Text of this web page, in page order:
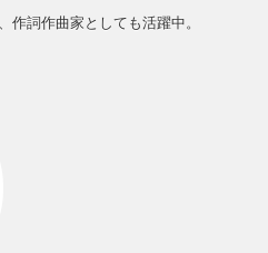
作詞作曲家としても活躍中。